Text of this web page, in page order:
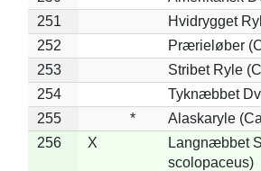
251
Hvidrygget
252
Prærieløber
253
Stribet Ryle
254
Tyknæbbet
255
*
Alaskaryle
256
X
Langnæbbet
scolopaceus)